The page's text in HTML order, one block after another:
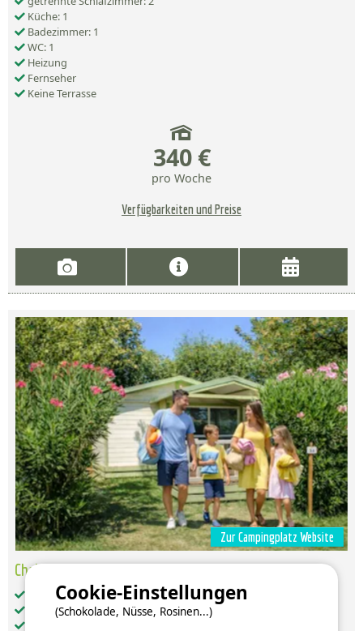
Küche: 1
Badezimmer: 1
WC: 1
Heizung
Fernseher
Keine Terrasse
340 €
pro Woche
Verfügbarkeiten und Preise
Zur Campingplatz Website
Chalet Bois Avec Terrasse
Gesamt-Wohnfläche (in m²): 25
Barrierefreier Zugang: nein
Cookie-Einstellungen
(Schokolade, Nüsse, Rosinen...)